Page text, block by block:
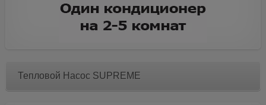
Тепловой Насос SUPREME